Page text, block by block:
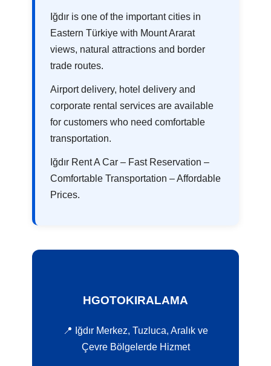
Iğdır is one of the important cities in
Eastern Türkiye with Mount Ararat
views, natural attractions and border
trade routes.
Airport delivery, hotel delivery and
corporate rental services are available
for customers who need comfortable
transportation.
Iğdır Rent A Car – Fast Reservation –
Comfortable Transportation – Affordable
Prices.
HGOTOKIRALAMA
📍 Iğdır Merkez, Tuzluca, Aralık ve
Çevre Bölgelerde Hizmet